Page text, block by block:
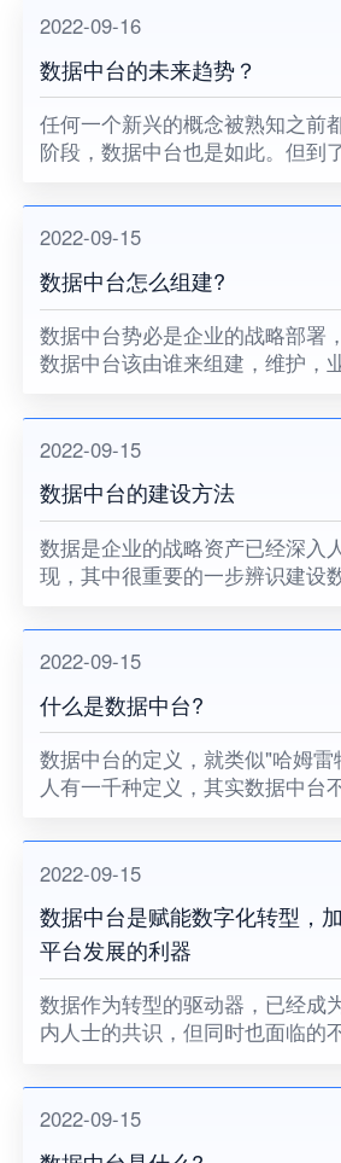
价值。
2022-09-16
数据中台的未来趋势？
任何一个新兴的概念被熟知之前
阶段，数据中台也是如此。但到
已被人们培养成意识。当今的商
客户为中心"，而怎么
2022-09-15
数据中台怎么组建?
数据中台势必是企业的战略部署
数据中台该由谁来组建，维护，
等，这些单靠单已的技术部门(IT
度，既然提升到战略层级
2022-09-15
数据中台的建设方法
数据是企业的战略资产已经深入
现，其中很重要的一步辨识建设
建设完成，从而实现最终的战略
2022-09-15
什么是数据中台?
数据中台的定义，就类似"哈姆
人有一千种定义，其实数据中台
能让企业的数据用起来的机制。
然后反哺业务，不断的循
2022-09-15
数据中台是赋能数字化转型，
平台发展的利器
数据作为转型的驱动器，已经成
内人士的共识，但同时也面临的
位等，所以数据中台就很有必要
放有利于加速数据平台的发
2022-09-15